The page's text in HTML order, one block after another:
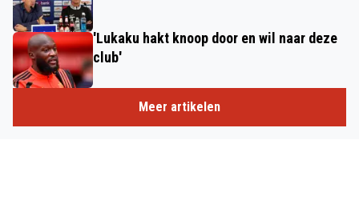
'Lukaku hakt knoop door en wil naar deze
club'
Meer artikelen